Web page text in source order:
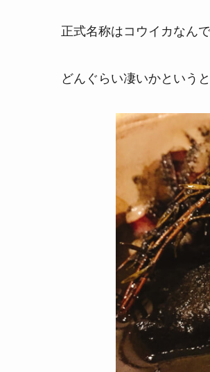
正式名称はコウイカなん
どんぐらい凄いかという